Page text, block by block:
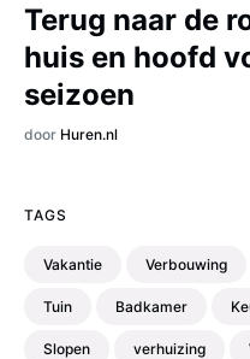
Terug naar de
huis en hoofd
seizoen
door Huren.nl
TAGS
Vakantie Verbouwing
Tuin Badkamer
Slopen verhuizing